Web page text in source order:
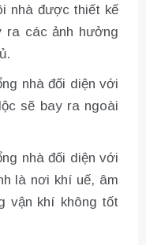
nhà được thiết kế
ra các ảnh hưởng
nhà đối diện với
sẽ bay ra ngoài
nhà đối diện với
là nơi khí uế, âm
vận khí không tốt